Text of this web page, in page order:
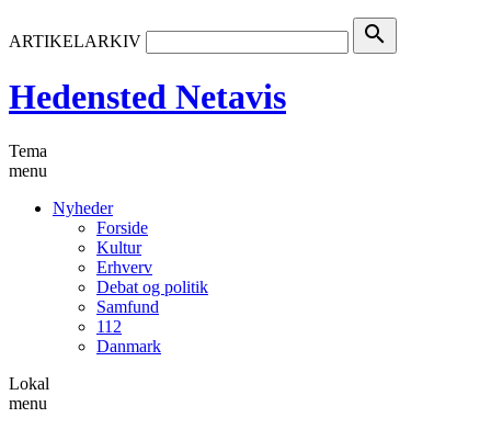
ARTIKELARKIV search
Hedensted Netavis
Tema
menu
Nyheder
Forside
Kultur
Erhverv
Debat og politik
Samfund
112
Danmark
Lokal
menu